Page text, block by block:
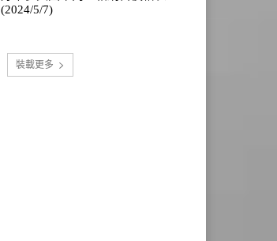
(2024/5/7)
裝載更多